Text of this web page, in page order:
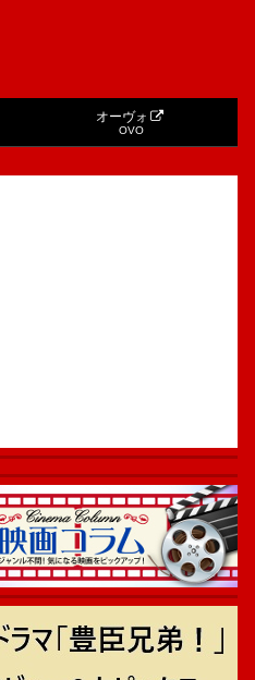
オーヴォ
OVO